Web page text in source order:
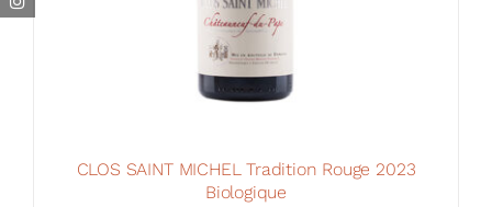
CLOS SAINT MICHEL Tradition Rouge 2023
Biologique